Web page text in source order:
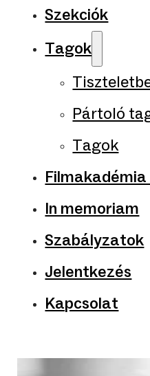
Szekciók
Tagok
Pártoló
Tagok
In memoriam
Szabályzatok
Jelentkezés
Kapcsolat